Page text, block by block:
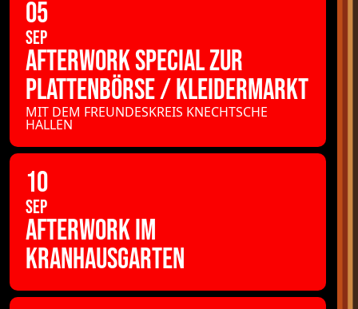
05
SEP
AFTERWORK SPECIAL ZUR
PLATTENBÖRSE / KLEIDERMARKT
MIT DEM FREUNDESKREIS KNECHTSCHE
HALLEN
10
SEP
AFTERWORK IM
KRANHAUSGARTEN